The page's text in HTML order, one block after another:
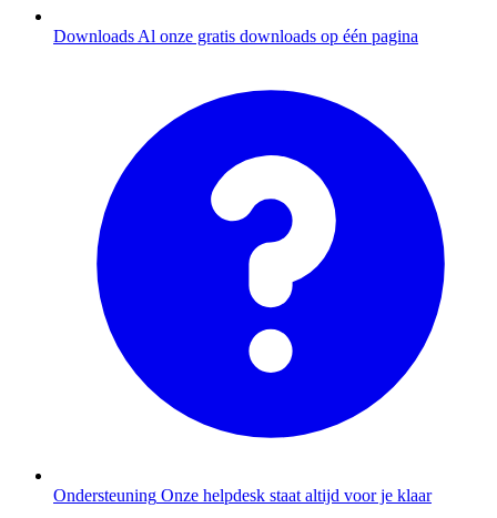
Downloads Al onze gratis downloads op één pagina
Ondersteuning Onze helpdesk staat altijd voor je klaar